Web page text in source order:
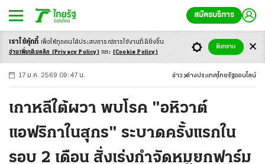
สมัครบริการ
-ก ก ก+
17 ม.ค. 2569 09:47 น. ข่าว ต่างประเทศ ไทยรัฐออนไลน์
เกาหลีใต้ผวา พบโรค "อหิวาต์
แอฟริกาในสุกร" ระบาดครั้งแรกใน
รอบ 2 เดือน สั่งเร่งกำจัดหมูยกฟาร์ม
เราใช้คุ้กกี้ เพื่อให้ทุกคนได้ประสบการณ์การใช้งานที่ดียิ่งขึ้น
อ่านเพิ่มเติมคลิก (Privacy Policy) และ (Cookie Policy)
รับทราบ